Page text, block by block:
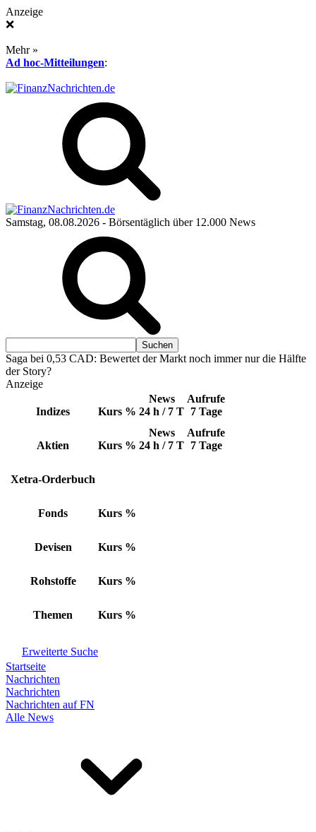
Anzeige
❌
Mehr »
Ad hoc-Mitteilungen:
Samstag, 08.08.2026 - Börsentäglich über 12.000 News
Saga bei 0,53 CAD: Bewertet der Markt noch immer nur die Hälfte
der Story?
Anzeige
Indizes Kurs %
News
24 h / 7 T
Aufrufe
7 Tage
Aktien Kurs %
News
24 h / 7 T
Aufrufe
7 Tage
Xetra-Orderbuch
Fonds Kurs %
Devisen Kurs %
Rohstoffe Kurs %
Themen Kurs %
Erweiterte Suche
Startseite
Nachrichten
Nachrichten
Nachrichten auf FN
Alle News